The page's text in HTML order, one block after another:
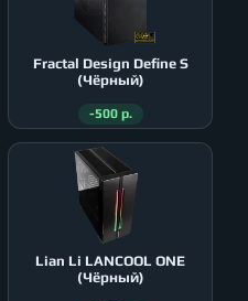
Fractal Design Define S
(Чёрный)
-500 р.
Lian Li LANCOOL ONE
(Чёрный)